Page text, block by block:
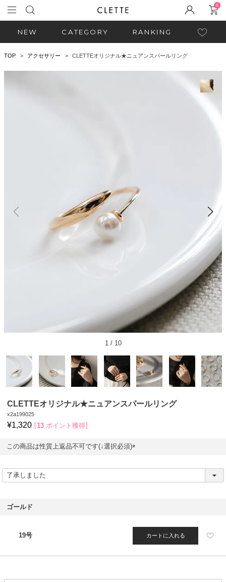
0
NEW CATEGORY RANKING
TOP アクセサリー CLETTEオリジナル★ニュアンスパールリング
1/ 10
CLETTEオリジナル★ニュアンスパールリング
x2a199025
¥1,320 13 ポイント獲得
この商品は性質上返品不可です(↓選択必須)
必
ゴールド
19号 カートに入れる